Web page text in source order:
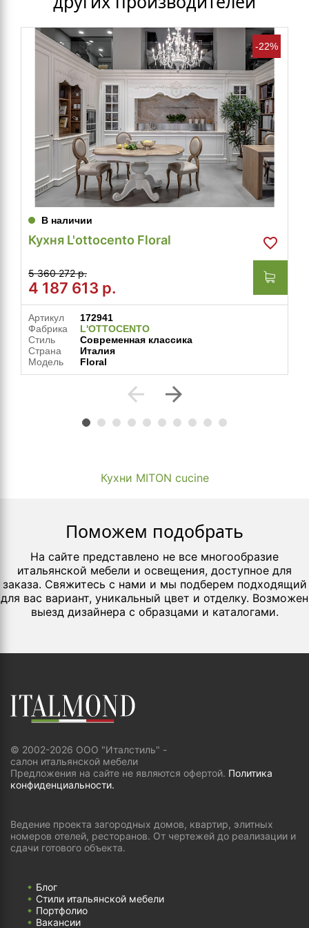
-22%
В наличии
Кухня L'ottocento Floral
5 360 272 р.
4 187 613 р.
Артикул
172941
Фабрика
L'OTTOCENTO
Стиль
Современная классика
Страна
Италия
Модель
Floral
arrow_back arrow_forward
Кухни MITON cucine
Поможем подобрать
На сайте представлено не все многообразие
итальянской мебели и освещения, доступное для
заказа. Свяжитесь с нами и мы подберем подходящий
для вас вариант, уникальный цвет и отделку. Возможен
выезд дизайнера с образцами и каталогами.
© 2002-2026 ООО "Италстиль" -
салон итальянской мебели
Предложения на сайте не являются офертой. Политика
конфиденциальности.
Ведение проекта загородных домов, квартир, элитных
номеров отелей, ресторанов. От чертежей до реализации и
сдачи готового объекта.
Блог
Стили итальянской мебели
Портфолио
Вакансии